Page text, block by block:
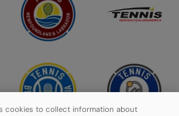
cookies to collect information about